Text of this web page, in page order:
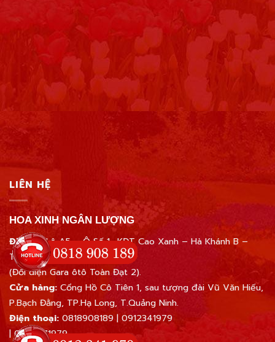
LIÊN HỆ
HOA XINH NGÂN LƯỢNG
Địa chỉ:Lô A5 – Ô Số 1- KĐT Cao Xanh – Hà Khánh B –
Tp.Hạ Long – Quảng Ninh
(Đối diện Gara ôtô Toàn Đạt 2).
Cửa hàng: Cổng Hồ Cô Tiên 1, sau tượng đài Vũ Văn Hiếu,
P.Bạch Đằng, TP.Hạ Long, T.Quảng Ninh.
Điện thoại: 0818908189| 0912341979
| 0945671979